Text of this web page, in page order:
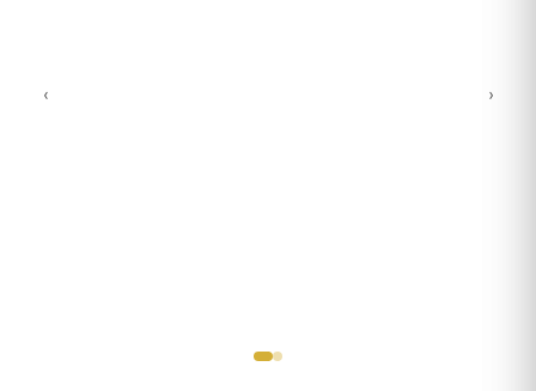
‹ ›